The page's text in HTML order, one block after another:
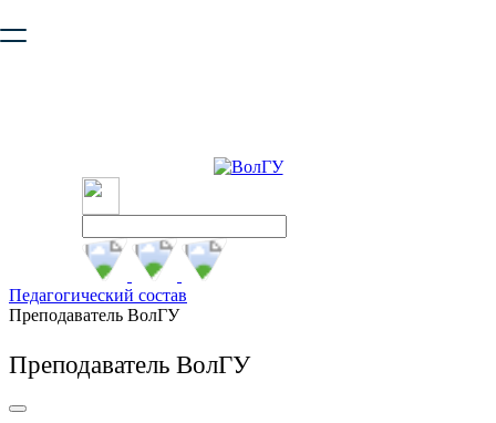
безопасную работу с сайтом. Пожалуйста
Педагогический состав
Преподаватель ВолГУ
Преподаватель ВолГУ